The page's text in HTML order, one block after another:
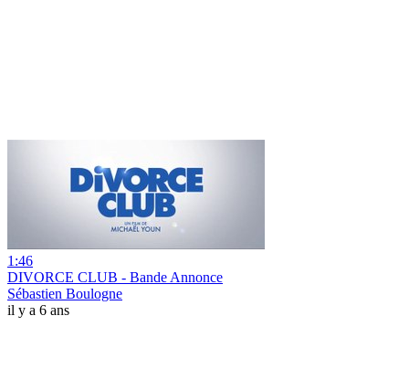
1:46
DIVORCE CLUB - Bande Annonce
Sébastien Boulogne
il y a 6 ans